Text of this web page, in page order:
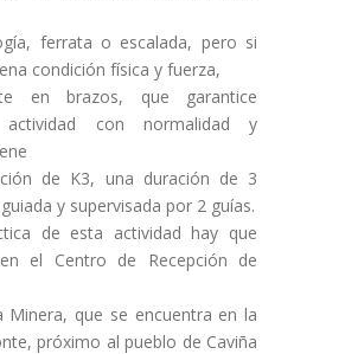
ferrata o escalada, pero si
condición física y fuerza,
en brazos, que garantice
con normalidad y
de K3, una duración de 3
y supervisada por 2 guías.
de esta actividad hay que
el Centro de Recepción de
Minera, que se encuentra en la
próximo al pueblo de Caviña